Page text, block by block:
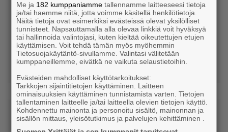
Tuomas Riikonen
Projektisihteeri
Me ja 182 kumppaniamme tallennamme laitteeseesi tietoja
ja/tai haemme niitä, jotta voimme käsitellä henkilötietoja.
Näitä tietoja ovat esimerkiksi evästeissä olevat yksilölliset
tunnisteet. Napsauttamalla alla olevaa linkkiä voit hyväksyä
tai hallinnoida valintojasi, kuten kieltää oikeutettujen etujen
käyttämisen. Voit tehdä tämän myös myöhemmin
Tietosuojakäytäntö-sivullamme. Valintasi välitetään
kumppaneillemme, eivätkä ne vaikuta selaustietoihin.
Evästeiden mahdolliset käyttötarkoitukset:
Tarkkojen sijaintitietojen käyttäminen. Laitteen
ominaisuuksien käyttäminen tunnistamista varten. Tietojen
tallentaminen laitteelle ja/tai laitteella olevien tietojen käyttö.
Kohdennettu mainonta ja personoitu sisältö, mainonnan ja
sisällön mittaus, yleisötutkimus ja palvelujen kehittäminen .